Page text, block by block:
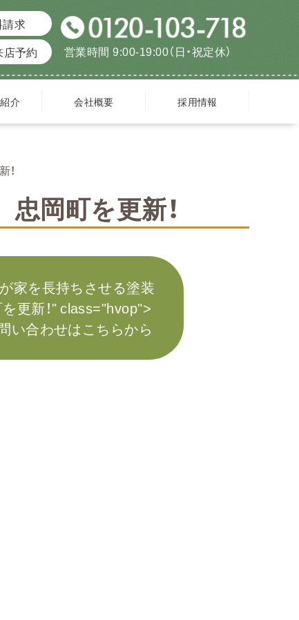
請求
店予約 営業時間 9:00-19:00（日・祝定休）
介 会社概要 採用情報
岡町を更新！
家を長持ちさせる塗装
更新！" class="hvop">
い合わせはこちらから